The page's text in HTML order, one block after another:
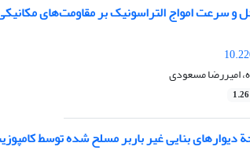
و سرعت امواج التراسونیک بر مقاومت‌های
امیررضا مسعودی
دیوارهای بنایی غیر باربر مسلح شده توسط